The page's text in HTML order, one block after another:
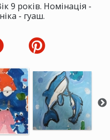
9 років. Номінація -
- гуаш.